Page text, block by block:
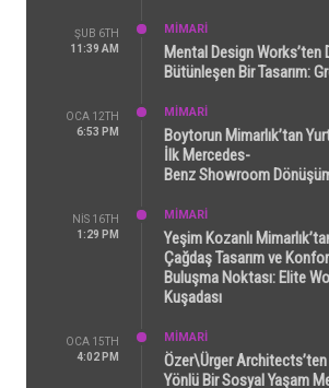
ŞUB 6TH
11:39 AM
MİMARİ
Mental Design Works’ten
Bütünleşen Bir Tasarım:
OCA 12TH
6:53 PM
MİMARİ
Boytorun Mimarlık’tan
İlk Mercedes-
Benz Showroom
NIS 16TH
1:29 PM
MİMARİ
Yeşim Kozanlı
Çağdaş Tasarım ve
Buluşma Noktası: Elite
Kuşadası
OCA 15TH
4:02 PM
MİMARİ
Özer\Ürger Architects’ten
Yönlü Bir Sosyal Yaşam